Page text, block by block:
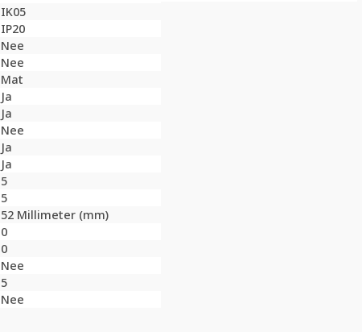
IK05
IP20
Nee
Nee
Mat
Ja
Ja
Nee
Ja
Ja
5
5
52 Millimeter (mm)
0
0
Nee
5
Nee